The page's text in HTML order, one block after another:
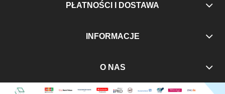
PŁATNOŚCI I DOSTAWA
INFORMACJE
O NAS